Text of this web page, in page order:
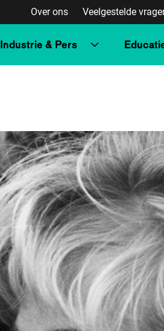
Over ons Veelgestelde
Industrie & Pers